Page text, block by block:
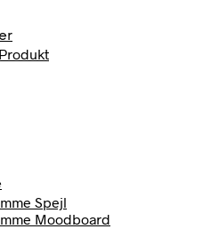
Spejl
Moodboard